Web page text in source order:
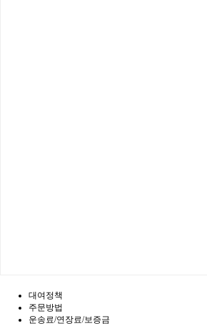
대여정책
주문방법
운송료/연장료/보증금